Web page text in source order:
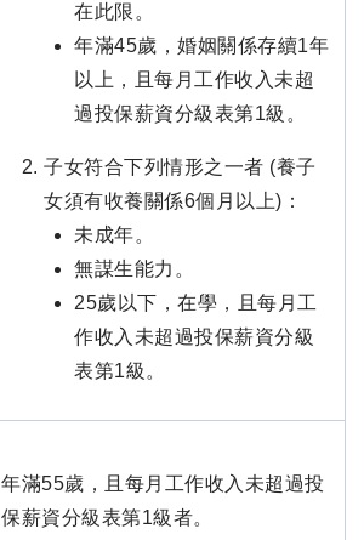
在此限。
年滿45歲，婚姻關係存續1年
以上，且每月工作收入未超
過投保薪資分級表第1級。
子女符合下列情形之一者 (養子
女須有收養關係6個月以上)：
未成年。
無謀生能力。
25歲以下，在學，且每月工
作收入未超過投保薪資分級
表第1級。
年滿55歲，且每月工作收入未超過投
保薪資分級表第1級者。